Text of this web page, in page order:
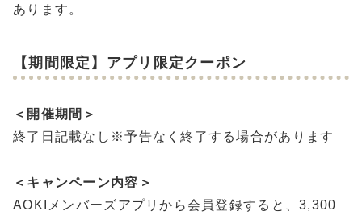
あります。
【期間限定】アプリ限定クーポン
＜開催期間＞
終了日記載なし※予告なく終了する場合があります
＜キャンペーン内容＞
AOKIメンバーズアプリから会員登録すると、3,300